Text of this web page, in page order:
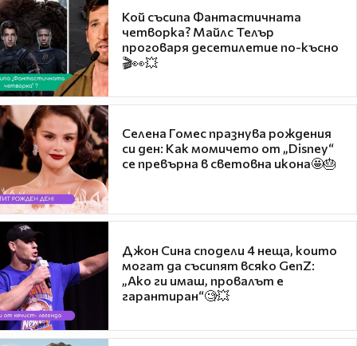
Кой съсипа Фантастичната
четворка? Майлс Телър
проговаря десетилетие по-късно
🎬👀💥
Селена Гомес празнува рождения
си ден: Как момичето от „Disney“
се превърна в световна икона🤩🎂
Джон Сина сподели 4 неща, които
могат да съсипят всяко GenZ:
„Ако ги имаш, провалът е
гарантиран“🧐💥